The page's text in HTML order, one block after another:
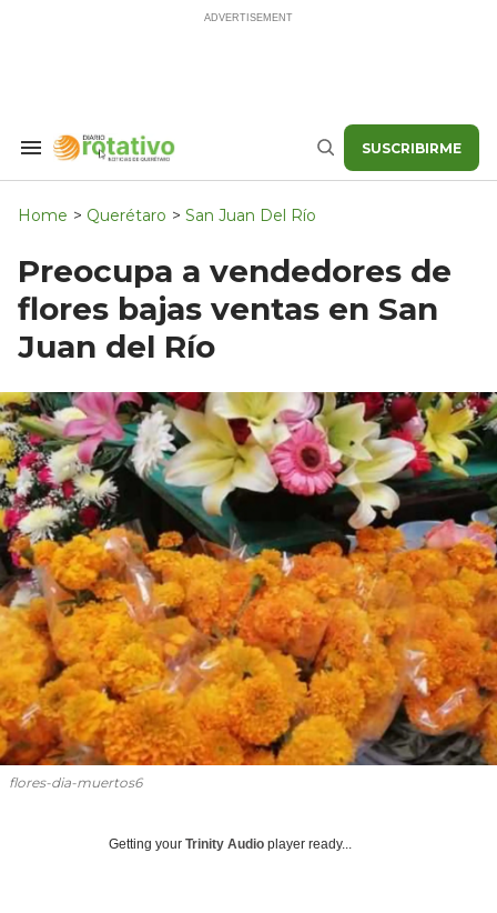
Search
Navigation
Buscar SUSCRIBIRME
Home > Querétaro > San Juan Del Río
Preocupa a vendedores de
flores bajas ventas en San
Juan del Río
flores-dia-muertos6
Getting your Trinity Audio player ready...